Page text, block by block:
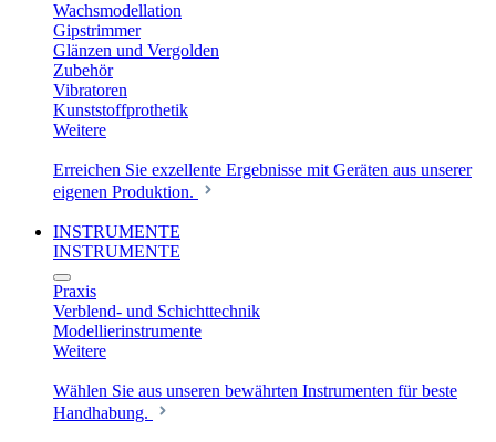
Wachsmodellation
Gipstrimmer
Glänzen und Vergolden
Zubehör
Vibratoren
Kunststoffprothetik
Weitere
Erreichen Sie exzellente Ergebnisse mit Geräten aus unserer
eigenen Produktion.
INSTRUMENTE
INSTRUMENTE
Praxis
Verblend- und Schichttechnik
Modellierinstrumente
Weitere
Wählen Sie aus unseren bewährten Instrumenten für beste
Handhabung.